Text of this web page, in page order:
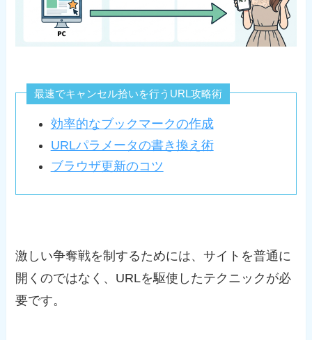
最速でキャンセル拾いを行うURL攻略術
効率的なブックマークの作成
URLパラメータの書き換え術
ブラウザ更新のコツ
激しい争奪戦を制するためには、サイトを普通に
開くのではなく、URLを駆使したテクニックが必
要です。